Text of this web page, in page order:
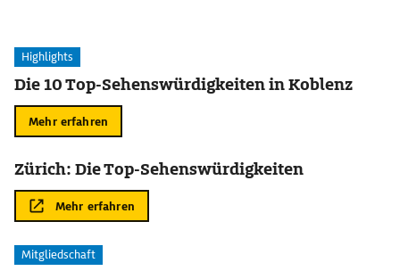
Highlights
Die 10 Top-Sehenswürdigkeiten in Koblenz
Mehr erfahren
Zürich: Die Top-Sehenswürdigkeiten
Mehr erfahren
Mitgliedschaft